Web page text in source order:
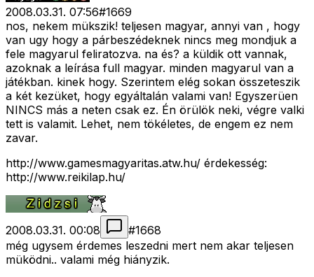
2008.03.31. 07:56#1669
nos, nekem mükszik! teljesen magyar, annyi van , hogy
van ugy hogy a párbeszédeknek nincs meg mondjuk a
fele magyarul feliratozva. na és? a küldik ott vannak,
azoknak a leírása full magyar. minden magyarul van a
játékban. kinek hogy. Szerintem elég sokan összeteszik
a két kezüket, hogy egyáltalán valami van! Egyszerüen
NINCS más a neten csak ez. Én örülök neki, végre valki
tett is valamit. Lehet, nem tökéletes, de engem ez nem
zavar.
http://www.gamesmagyaritas.atw.hu/ érdekesség:
http://www.reikilap.hu/
2008.03.31. 00:08 #1668
még ugysem érdemes leszedni mert nem akar teljesen
müködni.. valami még hiányzik.